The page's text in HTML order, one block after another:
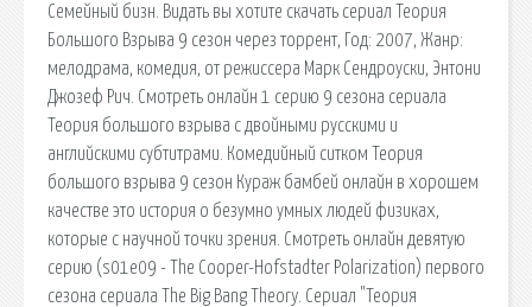
Семейный бизн. Видать вы хотите скачать сериал Теория
Большого Взрыва 9 сезон через торрент, Год: 2007, Жанр:
мелодрама, комедия, от режиссера Марк Сендроуски, Энтони
Джозеф Рич. Смотреть онлайн 1 серию 9 сезона сериала
Теория большого взрыва с двойными русскими и
английскими субтитрами. Комедийный ситком Теория
большого взрыва 9 сезон Кураж бамбей онлайн в хорошем
качестве это история о безумно умных людей физиках,
которые с научной точки зрения. Смотреть онлайн девятую
серию (s01e09 - The Cooper-Hofstadter Polarization) первого
сезона сериала The Big Bang Theory. Сериал "Теория